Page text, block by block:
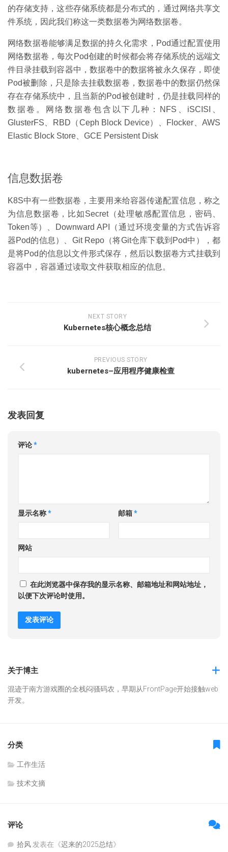
的存储支持，这些存储系统都是分布式的，通过网络共享文
件系统，因此我们称这一类数据卷为网络数据卷。
网络数据卷能够满足数据的持久化需求，Pod通过配置使用
网络数据卷，每次Pod创建的时候都会将存储系统的远端文
件目录挂载到容器中，数据卷中的数据将被永久保存，即使
Pod被删除，只是除去挂载数据卷，数据卷中的数据仍然保
存在存储系统中，且当新的Pod被创建时，仍是挂载同样的
数据卷。网络数据卷包含以下几种：NFS、iSCISI、
GlusterFS、RBD（Ceph Block Device）、Flocker、AWS
Elastic Block Store、GCE Persistent Disk
信息数据卷
K8S中有一些数据卷，主要用来给容器传递配置信息，称之
为信息数据卷，比如Secret（处理敏感配置信息，密码、
Token等）、Downward API（通过环境变量的方式告诉容
器Pod的信息）、Git Repo（将Git仓库下载到Pod中），都
是将Pod的信息以文件形式保存，然后以数据卷方式挂载到
容器中，容器通过读取文件获取相应的信息。
NEXT STORY
Kubernetes核心概念总结
PREVIOUS STORY
kubernetes–应用程序健康检查
发表回复
评论*
显示名称* 邮箱*
网站
在此浏览器中保存我的显示名称、邮箱地址和网站地址，
以便下次评论时使用。
关于博主
混迹于南方游戏圈的全栈闷骚码农，早期从FrontPage开始接触web
开发。
分类
工作生活
技术文摘
评论
拾风 发表在《迟来的2025总结》